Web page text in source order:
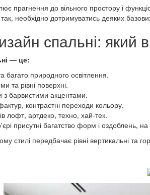
прагнення до вільного простору і
необхідно дотримуватись деяких
спальні: який
— це:
багато природного освітлення.
та рівні поверхні.
з барвистими акцентами.
контрастні переходи кольору.
лофт, артдеко, техно, хай-тек.
присутні багатство форм і оздоблень,
стилі передбачає рівні вертикальні та